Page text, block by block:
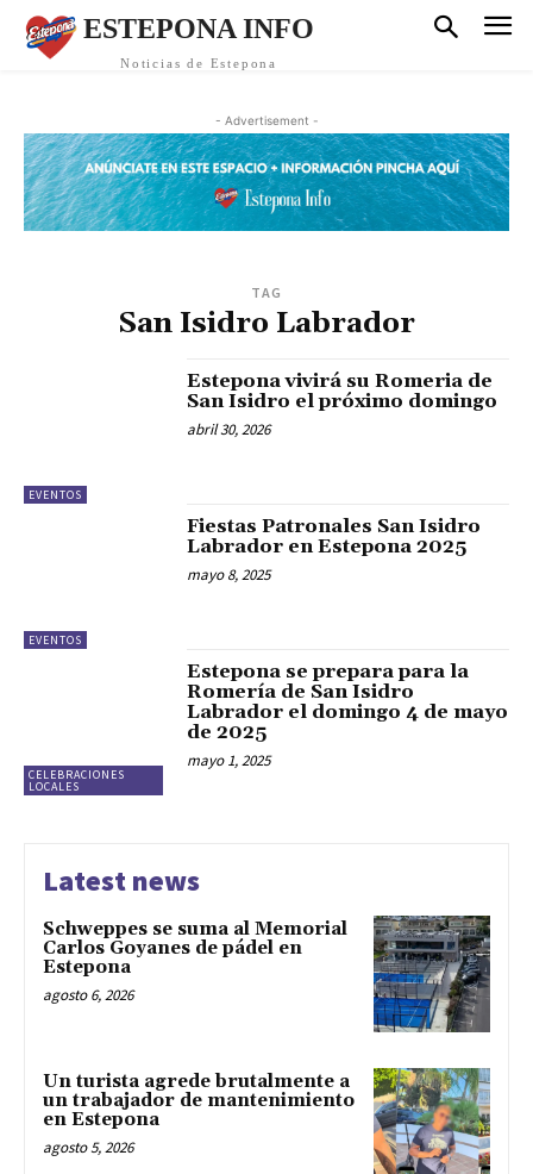
ESTEPONA INFO
Noticias de Estepona
- Advertisement -
TAG
San Isidro Labrador
EVENTOS
Estepona vivirá su Romeria de
San Isidro el próximo domingo
abril 30, 2026
EVENTOS
Fiestas Patronales San Isidro
Labrador en Estepona 2025
mayo 8, 2025
CELEBRACIONES
LOCALES
Estepona se prepara para la
Romería de San Isidro
Labrador el domingo 4 de mayo
de 2025
mayo 1, 2025
Latest news
Schweppes se suma al Memorial
Carlos Goyanes de pádel en
Estepona
agosto 6, 2026
Un turista agrede brutalmente a
un trabajador de mantenimiento
en Estepona
agosto 5, 2026